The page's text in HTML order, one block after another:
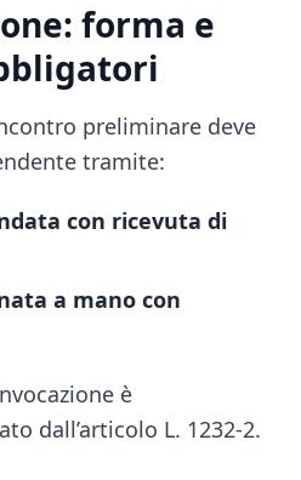
forma e
preliminare deve
tramite:
con ricevuta di
a mano con
è
dall’articolo L. 1232-2.